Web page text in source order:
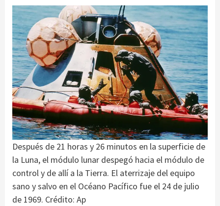
Después de 21 horas y 26 minutos en la superficie de
la Luna, el módulo lunar despegó hacia el módulo de
control y de allí a la Tierra. El aterrizaje del equipo
sano y salvo en el Océano Pacífico fue el 24 de julio
de 1969. Crédito: Ap